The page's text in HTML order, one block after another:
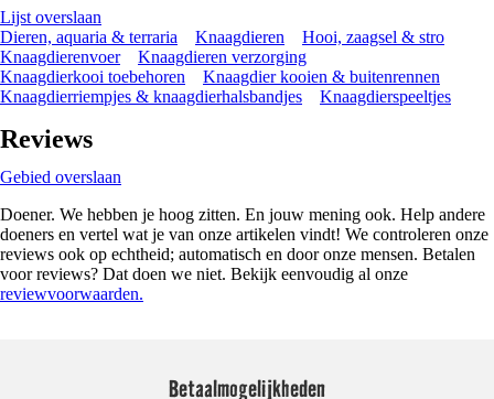
Lijst overslaan
Dieren, aquaria & terraria
Knaagdieren
Hooi, zaagsel & stro
Knaagdierenvoer
Knaagdieren verzorging
Knaagdierkooi toebehoren
Knaagdier kooien & buitenrennen
Knaagdierriempjes & knaagdierhalsbandjes
Knaagdierspeeltjes
Reviews
Gebied overslaan
Doener. We hebben je hoog zitten. En jouw mening ook. Help andere
doeners en vertel wat je van onze artikelen vindt! We controleren onze
reviews ook op echtheid; automatisch en door onze mensen. Betalen
voor reviews? Dat doen we niet. Bekijk eenvoudig al onze
reviewvoorwaarden.
Betaalmogelijkheden